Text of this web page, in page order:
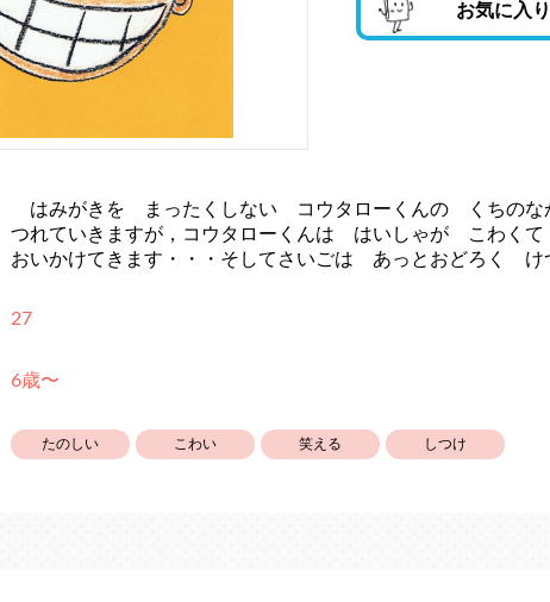
お気に入
はみがきを まったくしない コウタローくんの くちの
つれていきますが，コウタローくんは はいしゃが こわ
おいかけてきます・・・そしてさいごは あっとおどろく け
27
6歳〜
たのしい こわい 笑える しつけ